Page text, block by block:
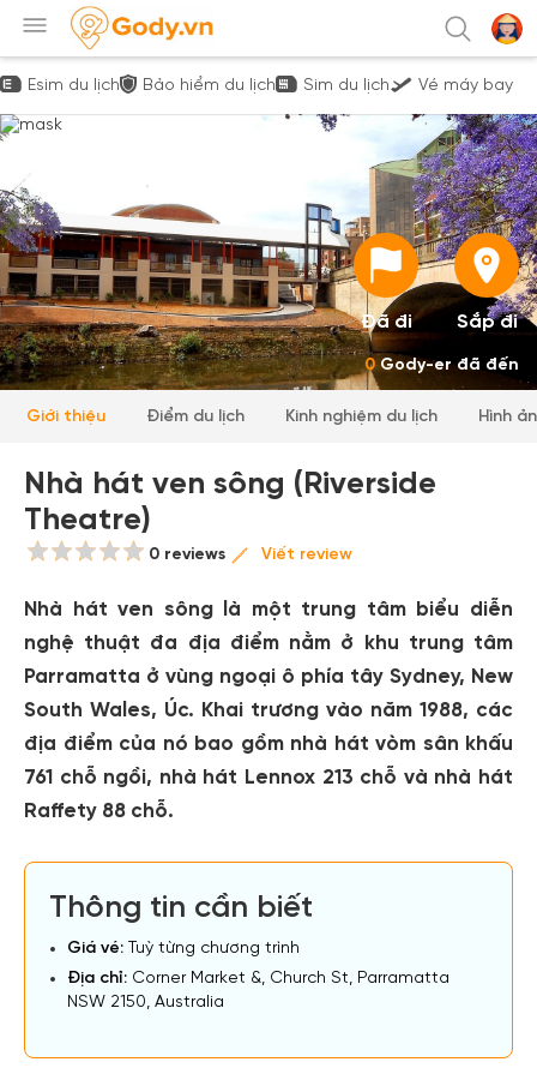
Esim du lịch Bảo hiểm du lịch Sim du lịch Vé máy bay
Đã đi Sắp đi
0Gody-er đã đến
Giới thiệu Điểm du lịch Kinh nghiệm du lịch Hình
Nhà hát ven sông (Riverside
Theatre)
0 reviews Viết review
Nhà hát ven sông là một trung tâm biểu diễn
nghệ thuật đa địa điểm nằm ở khu trung tâm
Parramatta ở vùng ngoại ô phía tây Sydney, New
South Wales, Úc. Khai trương vào năm 1988, các
địa điểm của nó bao gồm nhà hát vòm sân khấu
761 chỗ ngồi, nhà hát Lennox 213 chỗ và nhà hát
Raffety 88 chỗ.
Thông tin cần biết
Giá vé: Tuỳ từng chương trình
Địa chỉ: Corner Market &, Church St, Parramatta
NSW 2150, Australia